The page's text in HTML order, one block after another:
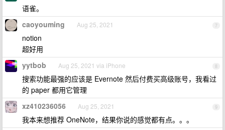
语雀。
7
caoyouming Aug 25, 2021
notion
超好用
8
yytbob Aug 25, 2021 via iPhone
搜索功能最强的应该是 Evernote 然后付费买高级账号，我看过
的 paper 都用它管理
9
xz410236056 Aug 25, 2021
我本来想推荐 OneNote，结果你说的感觉都有点。。。